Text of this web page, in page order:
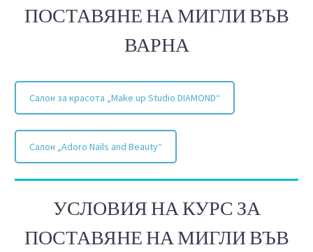
ПОСТАВЯНЕ НА МИГЛИ ВЪВ
ВАРНА
Салон за красота „Make up Studio DIAMOND“
Салон „Adoro Nails and Beauty“
УСЛОВИЯ НА КУРС ЗА
ПОСТАВЯНЕ НА МИГЛИ ВЪВ